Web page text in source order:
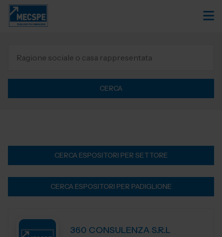
CERCA
CERCA ESPOSITORI PER SETTORE
CERCA ESPOSITORI PER PADIGLIONE
360 CONSULENZA S.R.L